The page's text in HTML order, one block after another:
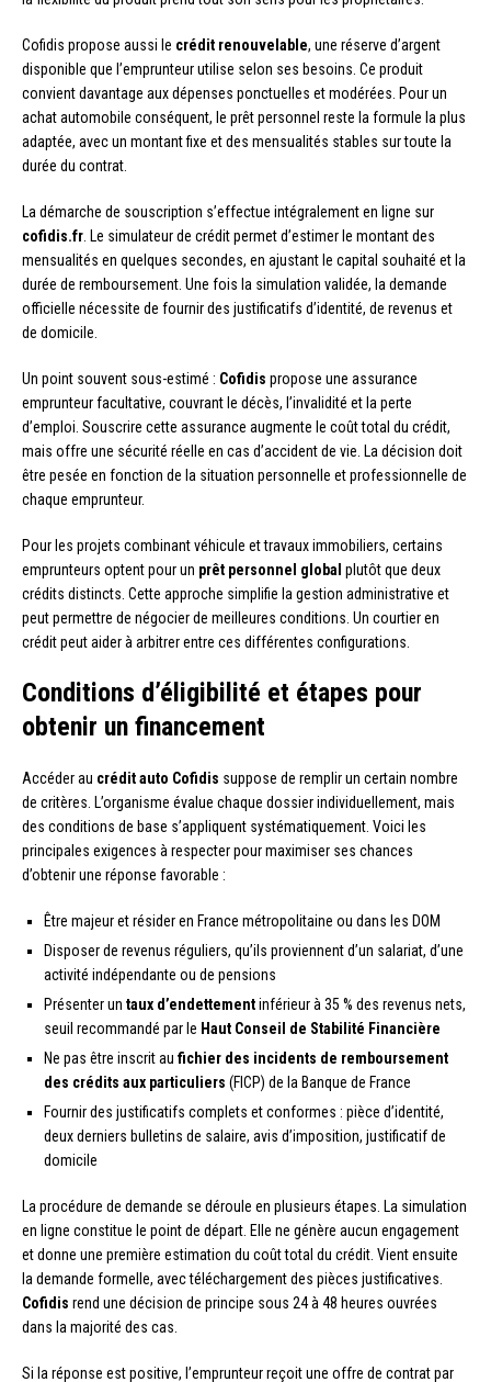
Cofidis propose aussi le crédit renouvelable, une réserve d’argent
disponible que l’emprunteur utilise selon ses besoins. Ce produit
convient davantage aux dépenses ponctuelles et modérées. Pour un
achat automobile conséquent, le prêt personnel reste la formule la plus
adaptée, avec un montant fixe et des mensualités stables sur toute la
durée du contrat.
La démarche de souscription s’effectue intégralement en ligne sur
cofidis.fr. Le simulateur de crédit permet d’estimer le montant des
mensualités en quelques secondes, en ajustant le capital souhaité et la
durée de remboursement. Une fois la simulation validée, la demande
officielle nécessite de fournir des justificatifs d’identité, de revenus et
de domicile.
Un point souvent sous-estimé : Cofidis propose une assurance
emprunteur facultative, couvrant le décès, l’invalidité et la perte
d’emploi. Souscrire cette assurance augmente le coût total du crédit,
mais offre une sécurité réelle en cas d’accident de vie. La décision doit
être pesée en fonction de la situation personnelle et professionnelle de
chaque emprunteur.
Pour les projets combinant véhicule et travaux immobiliers, certains
emprunteurs optent pour un prêt personnel global plutôt que deux
crédits distincts. Cette approche simplifie la gestion administrative et
peut permettre de négocier de meilleures conditions. Un courtier en
crédit peut aider à arbitrer entre ces différentes configurations.
Conditions d’éligibilité et étapes pour
obtenir un financement
Accéder au crédit auto Cofidis suppose de remplir un certain nombre
de critères. L’organisme évalue chaque dossier individuellement, mais
des conditions de base s’appliquent systématiquement. Voici les
principales exigences à respecter pour maximiser ses chances
d’obtenir une réponse favorable :
Être majeur et résider en France métropolitaine ou dans les DOM
Disposer de revenus réguliers, qu’ils proviennent d’un salariat, d’une
activité indépendante ou de pensions
Présenter un taux d’endettementinférieur à 35 % des revenus nets,
seuil recommandé par le Haut Conseil de Stabilité Financière
Ne pas être inscrit au fichier des incidents de remboursement
des crédits aux particuliers (FICP) de la Banque de France
Fournir des justificatifs complets et conformes : pièce d’identité,
deux derniers bulletins de salaire, avis d’imposition, justificatif de
domicile
La procédure de demande se déroule en plusieurs étapes. La simulation
en ligne constitue le point de départ. Elle ne génère aucun engagement
et donne une première estimation du coût total du crédit. Vient ensuite
la demande formelle, avec téléchargement des pièces justificatives.
Cofidis rend une décision de principe sous 24 à 48 heures ouvrées
dans la majorité des cas.
Si la réponse est positive, l’emprunteur reçoit une offre de contrat par